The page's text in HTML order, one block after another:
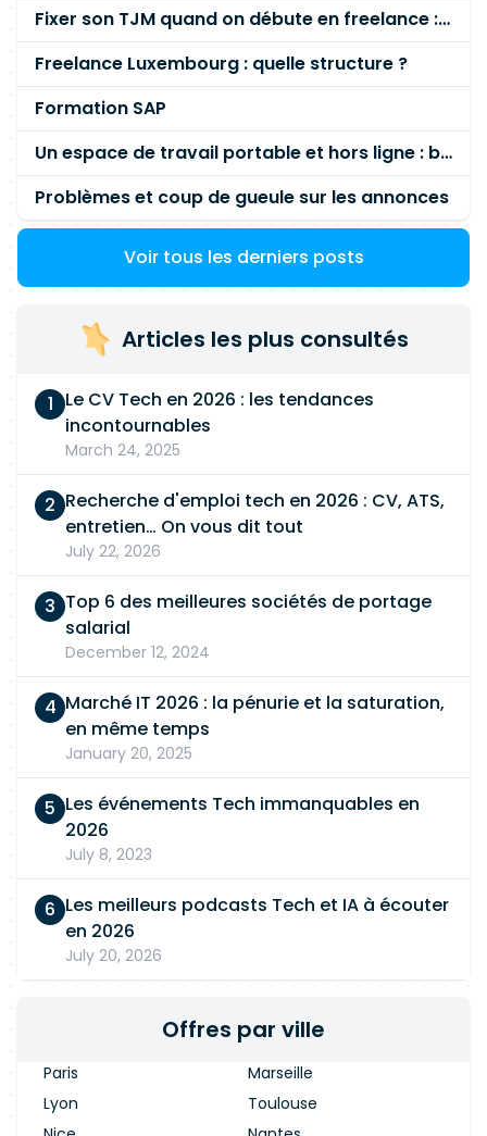
Fixer son TJM quand on débute en freelance : la méthode mathématique (et pas au feeling) 🛑
Freelance Luxembourg : quelle structure ?
Formation SAP
Un espace de travail portable et hors ligne : besoin réel ou fausse bonne idée ?
Problèmes et coup de gueule sur les annonces
Voir tous les derniers posts
Articles les plus consultés
Le CV Tech en 2026 : les tendances
incontournables
March 24, 2025
Recherche d'emploi tech en 2026 : CV, ATS,
entretien… On vous dit tout
July 22, 2026
Top 6 des meilleures sociétés de portage
salarial
December 12, 2024
Marché IT 2026 : la pénurie et la saturation,
en même temps
January 20, 2025
Les événements Tech immanquables en
2026
July 8, 2023
Les meilleurs podcasts Tech et IA à écouter
en 2026
July 20, 2026
Offres par ville
Paris
Marseille
Lyon
Toulouse